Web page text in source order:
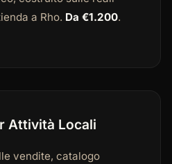
a Rho. Da €1.200.
Attività Locali
vendite, catalogo